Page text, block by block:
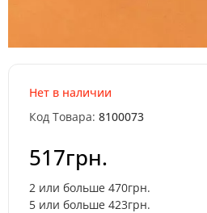
Нет в наличии
Код Товара: 8100073
517грн.
2 или больше 470грн.
5 или больше 423грн.